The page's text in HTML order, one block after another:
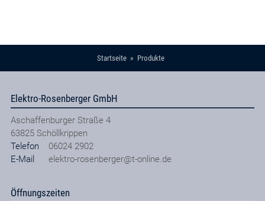
Startseite Produkte
Elektro-Rosenberger GmbH
Aschaffenburger Straße 4
63825 Schöllkrippen
Telefon
06024 2902
E-Mail
elektro-rosenberger@t-online.de
Öffnungszeiten